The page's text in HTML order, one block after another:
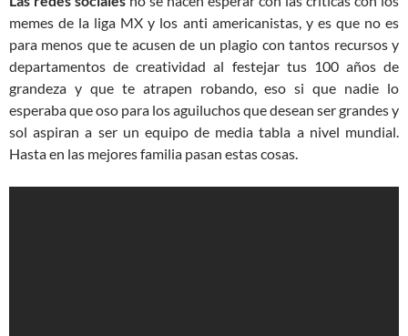
memes de la liga MX y los anti americanistas, y es que no es
para menos que te acusen de un plagio con tantos recursos y
departamentos de creatividad al festejar tus 100 años de
grandeza y que te atrapen robando, eso si que nadie lo
esperaba que oso para los aguiluchos que desean ser grandes y
sol aspiran a ser un equipo de media tabla a nivel mundial.
Hasta en las mejores familia pasan estas cosas.